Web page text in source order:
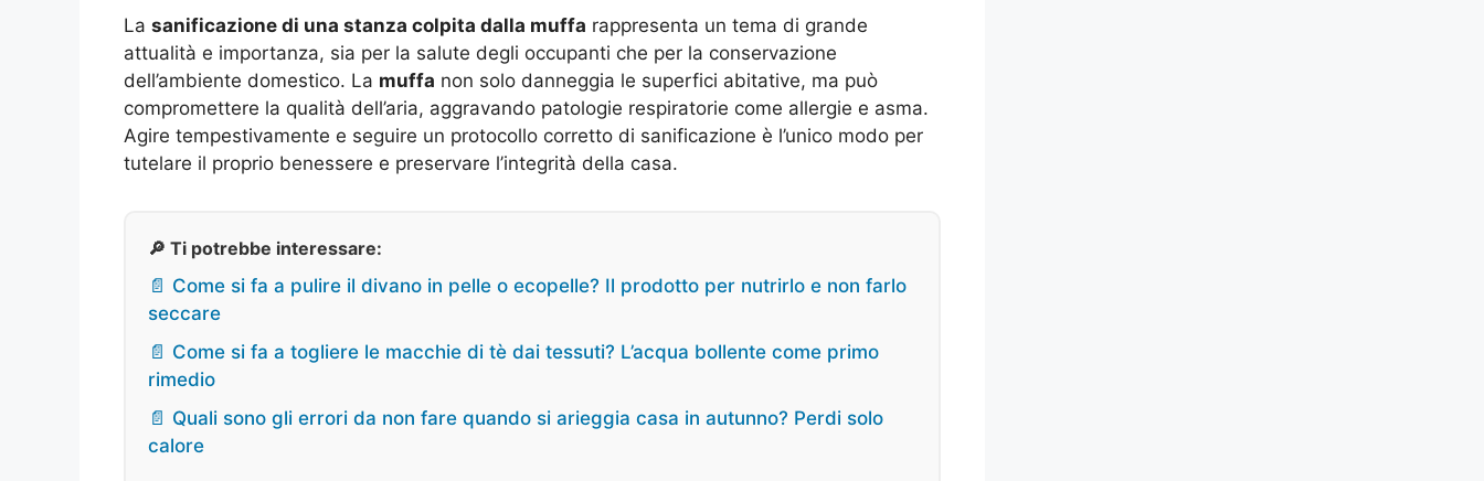
La sanificazione di una stanza colpita dalla muffa rappresenta un tema di grande
attualità e importanza, sia per la salute degli occupanti che per la conservazione
dell’ambiente domestico. La muffa non solo danneggia le superfici abitative, ma può
compromettere la qualità dell’aria, aggravando patologie respiratorie come allergie e asma.
Agire tempestivamente e seguire un protocollo corretto di sanificazione è l’unico modo per
tutelare il proprio benessere e preservare l’integrità della casa.
🔎 Ti potrebbe interessare:
📄 Come si fa a pulire il divano in pelle o ecopelle? Il prodotto per nutrirlo e non farlo
seccare
📄 Come si fa a togliere le macchie di tè dai tessuti? L’acqua bollente come primo
rimedio
📄 Quali sono gli errori da non fare quando si arieggia casa in autunno? Perdi solo
calore